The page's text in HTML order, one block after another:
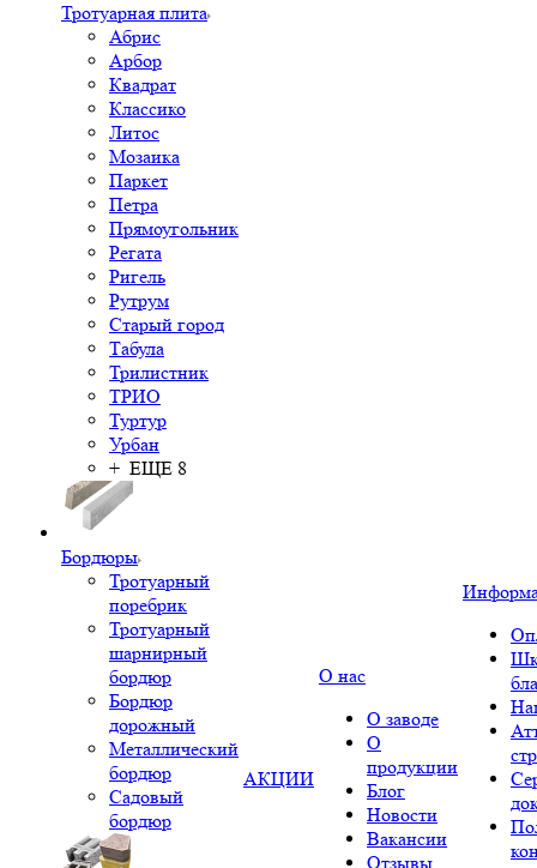
Тротуарная плита
Абрис
Арбор
Квадрат
Классико
Литос
Мозаика
Паркет
Петра
Прямоугольник
Регата
Ригель
Рутрум
Старый город
Табула
Трилистник
ТРИО
Туртур
Урбан
+ ЕЩЕ 8
Бордюры
Тротуарный
поребрик
Тротуарный
шарнирный
бордюр
Бордюр
дорожный
Металлический
бордюр
Садовый
бордюр
АКЦИИ
О нас
О заводе
О
продукции
Блог
Новости
Вакансии
Отзывы